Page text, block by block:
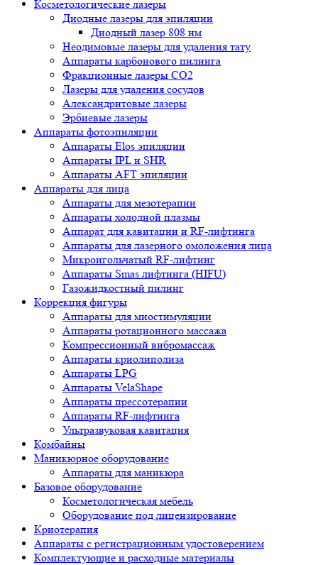
Косметологические лазеры
Диодные лазеры для эпиляции
Диодный лазер 808 нм
Неодимовые лазеры для удаления тату
Аппараты карбонового пилинга
Фракционные лазеры CO2
Лазеры для удаления сосудов
Александритовые лазеры
Эрбиевые лазеры
Аппараты фотоэпиляции
Аппараты Elos эпиляции
Аппараты IPL и SHR
Аппараты AFT эпиляции
Аппараты для лица
Аппараты для мезотерапии
Аппараты холодной плазмы
Аппарат для кавитации и RF-лифтинга
Аппараты для лазерного омоложения лица
Микроигольчатый RF-лифтинг
Аппараты Smas лифтинга (HIFU)
Газожидкостный пилинг
Коррекция фигуры
Аппараты для миостимуляции
Аппараты ротационного массажа
Компрессионный вибромассаж
Аппараты криолиполиза
Аппараты LPG
Аппараты VelaShape
Аппараты прессотерапии
Аппараты RF-лифтинга
Ультразвуковая кавитация
Комбайны
Маникюрное оборудование
Аппараты для маникюра
Базовое оборудование
Косметологическая мебель
Оборудование под лицензирование
Криотерапия
Аппараты c регистрационным удостоверением
Комплектующие и расходные материалы